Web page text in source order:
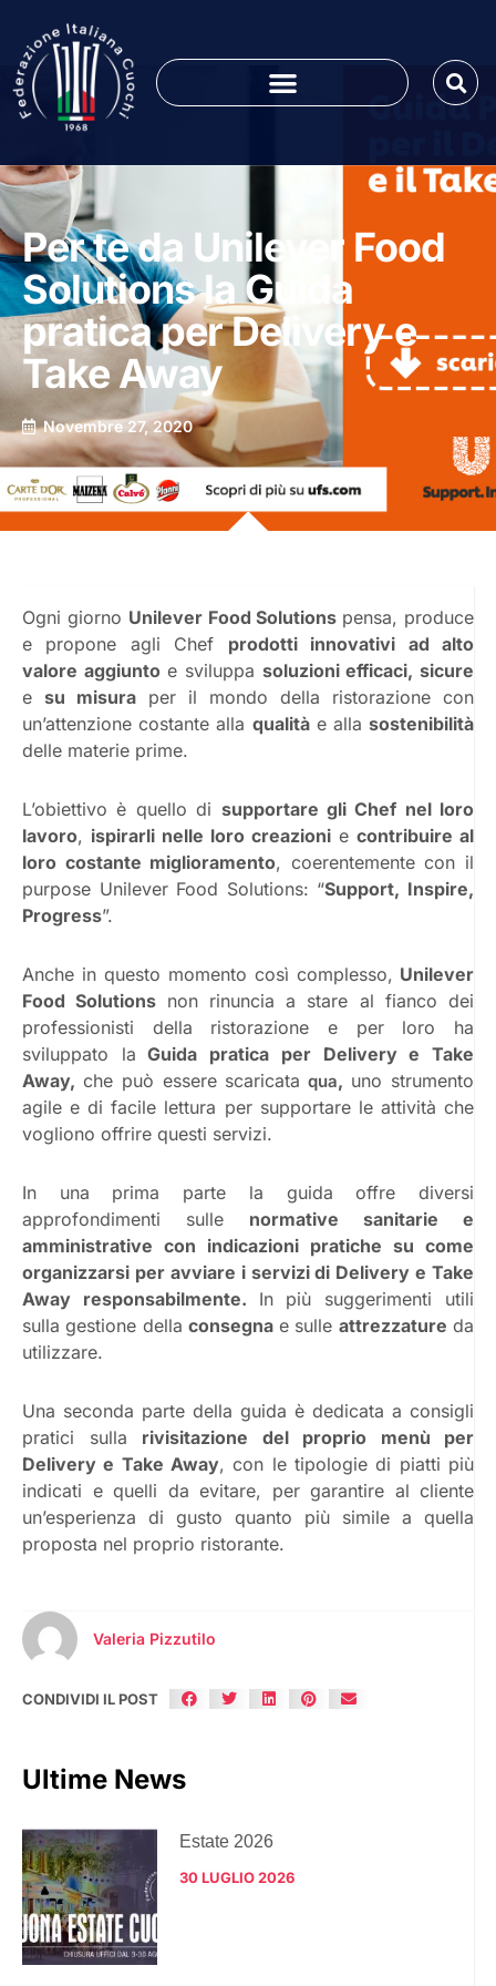
Per te da Unilever Food
Solutions la Guida
pratica per Delivery e
Take Away
Novembre 27, 2020
Ogni giorno Unilever Food Solutions pensa, produce
e propone agli Chef prodotti innovativi ad alto
valore aggiuntoe sviluppa soluzioni efficaci, sicure
e su misura per il mondo della ristorazione con
un’attenzione costante alla qualitàe alla sostenibilità
delle materie prime.
L’obiettivo è quello di supportare gli Chef nel loro
lavoro, ispirarli nelle loro creazioni e contribuire al
loro costante miglioramento, coerentemente con il
purpose Unilever Food Solutions: “Support, Inspire,
Progress”.
Anche in questo momento così complesso, Unilever
Food Solutions non rinuncia a stare al fianco dei
professionisti della ristorazione e per loro ha
sviluppato la Guida pratica per Delivery e Take
Away, che può essere scaricata qua, uno strumento
agile e di facile lettura per supportare le attività che
vogliono offrire questi servizi.
In una prima parte la guida offre diversi
approfondimenti sulle normative sanitarie e
amministrative con indicazioni pratiche su come
organizzarsi per avviare i servizi di Delivery e Take
Away responsabilmente. In più suggerimenti utili
sulla gestione della consegnae sulle attrezzature da
utilizzare.
Una seconda parte della guida è dedicata a consigli
pratici sulla rivisitazione del proprio menù per
Delivery e Take Away, con le tipologie di piatti più
indicati e quelli da evitare, per garantire al cliente
un’esperienza di gusto quanto più simile a quella
proposta nel proprio ristorante.
Valeria Pizzutilo
CONDIVIDI IL POST
Ultime News
Estate 2026
30 LUGLIO 2026